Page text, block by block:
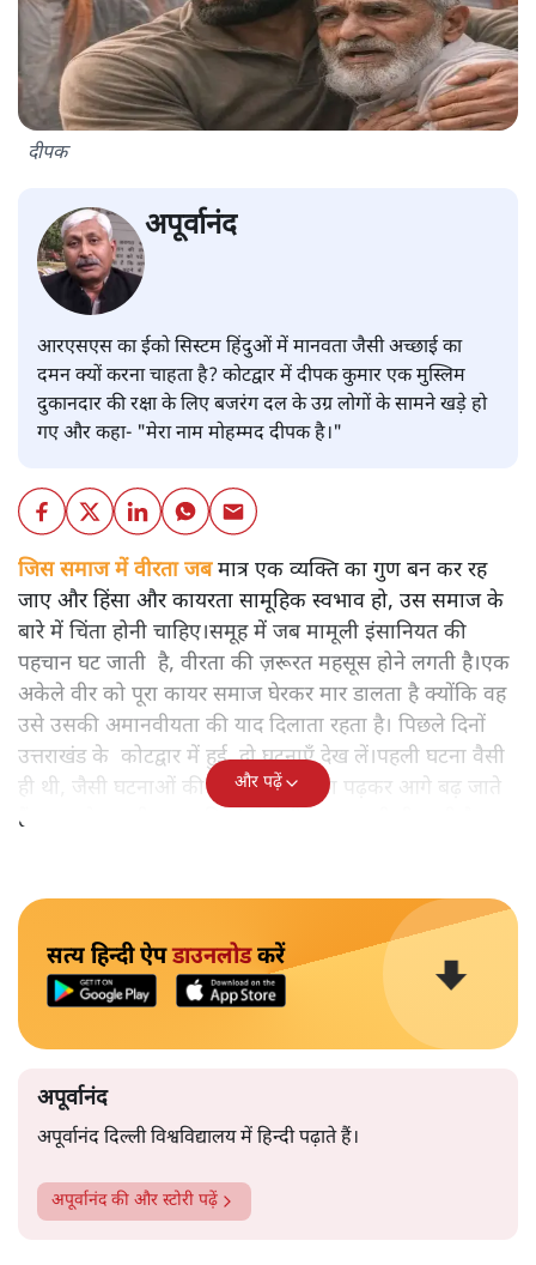
दीपक
अपूर्वानंद
आरएसएस का ईको सिस्टम हिंदुओं में मानवता जैसी अच्छाई का
दमन क्यों करना चाहता है? कोटद्वार में दीपक कुमार एक मुस्लिम
दुकानदार की रक्षा के लिए बजरंग दल के उग्र लोगों के सामने खड़े हो
गए और कहा- "मेरा नाम मोहम्मद दीपक है।"
जिस समाज में वीरता जबमात्र एक व्यक्ति का गुण बन कर रह
जाए और हिंसा और कायरता सामूहिक स्वभाव हो, उस समाज के
बारे में चिंता होनी चाहिए।समूह में जब मामूली इंसानियत की
पहचान घट जाती है, वीरता की ज़रूरत महसूस होने लगती है।एक
अकेले वीर को पूरा कायर समाज घेरकर मार डालता है क्योंकि वह
उसे उसकी अमानवीयता की याद दिलाता रहता है। पिछले दिनों
उत्तराखंड के कोटद्वार में हुई दो घटनाएँ देख लें।पहली घटना वैसी
ही थी, जैसी घटनाओं की खबर हम रोज़ाना पढ़कर आगे बढ़ जाते
हैं।भारत के तक़रीबन हर हिस्से से ऐसी खबर आती ही रहती है।
और पढ़ें
सत्य हिन्दी ऐपडाउनलोडकरें
अपूर्वानंद
अपूर्वानंद दिल्ली विश्वविद्यालय में हिन्दी पढ़ाते हैं।
अपूर्वानंदकी और स्टोरी पढ़ें